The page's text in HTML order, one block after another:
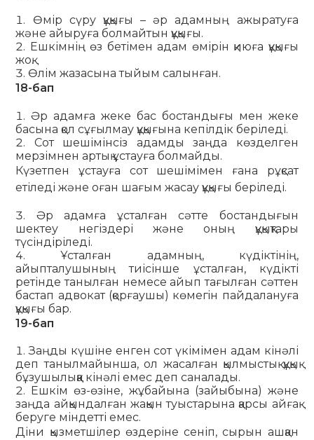
Өмір сүру құқығы – әр адамның ажыратуға
және айыруға болмайтын құқығы.
Ешкімнің өз бетімен адам өмірін қиюға құқығы
жоқ.
Өлім жазасына тыйым салынған.
18-бап
Әр адамға жеке бас бостандығы мен жеке
басына қол сұғылмау құқығына кепілдік беріледі.
Сот шешімінсіз адамды заңда көзделген
мерзімнен артық ұстауға болмайды.
Күзетпен ұстауға сот шешімімен ғана рұқсат
етіледі және оған шағым жасау құқығы беріледі.
Әр адамға ұсталған сәтте бостандығын
шектеу негіздері және оның құқықтары
түсіндіріледі.
Ұсталған адамның, күдіктінің,
айыпталушының тиісінше ұсталған, күдікті
ретінде танылған немесе айып тағылған сәттен
бастап адвокат (қорғаушы) көмегiн пайдалануға
құқығы бар.
19-бап
Заңды күшіне енген сот үкімімен адам кінәлі
деп танылмайынша, ол жасалған қылмыстық құқық
бұзушылыққа кінәлі емес деп саналады.
Ешкім өз-өзіне, жұбайына (зайыбына) және
заңда айқындалған жақын туыстарына қарсы айғақ
беруге міндетті емес.
Діни қызметшілер өздеріне сеніп, сырын ашқан